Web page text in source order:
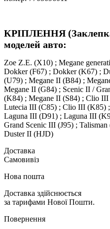
КРІПЛЕННЯ
моделей авто:
Zoe Z.E. (X10) ; Megane
Dokker (F67) ; Dokker (K67) ;
(U79) ; Megane II (B84) ;
Megane II (G84) ; Scenic II /
(K84) ; Megane II (S84) ; Clio
Lutecia III (C85) ; Clio III (K85)
Laguna III (D91) ; Laguna III
Grand Scenic III (J95) ;
Duster II (HJD)
Доставка
Самовивіз
Нова пошта
Доставка здійснюється
за тарифами Нової Пошти.
Повернення